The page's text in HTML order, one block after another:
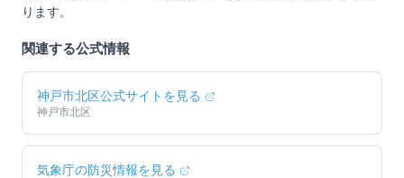
ります。
関連する公式情報
神戸市北区公式サイトを見る
神戸市北区
気象庁の防災情報を見る